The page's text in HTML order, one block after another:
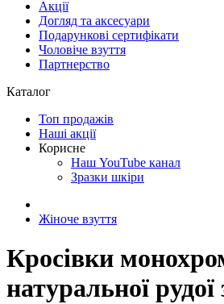
Акції
Догляд та аксесуари
Подарункові сертифікати
Чоловіче взуття
Партнерство
Каталог
Топ продажів
Наші акції
Корисне
Наш YouTube канал
Зразки шкіри
Жіноче взуття
Кросівки
натуральної